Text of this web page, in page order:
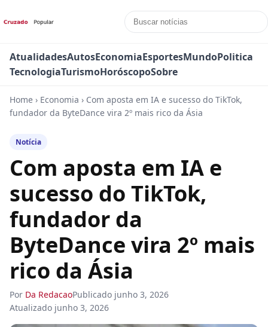
AtualidadesAutosEconomiaEsportesMundoPolitica
TecnologiaTurismoHoróscopoSobre
Home › Economia › Com aposta em IA e sucesso do TikTok,
fundador da ByteDance vira 2º mais rico da Ásia
Notícia
Com aposta em IA e
sucesso do TikTok,
fundador da
ByteDance vira 2º mais
rico da Ásia
Por Da RedacaoPublicado junho 3, 2026
Atualizado junho 3, 2026